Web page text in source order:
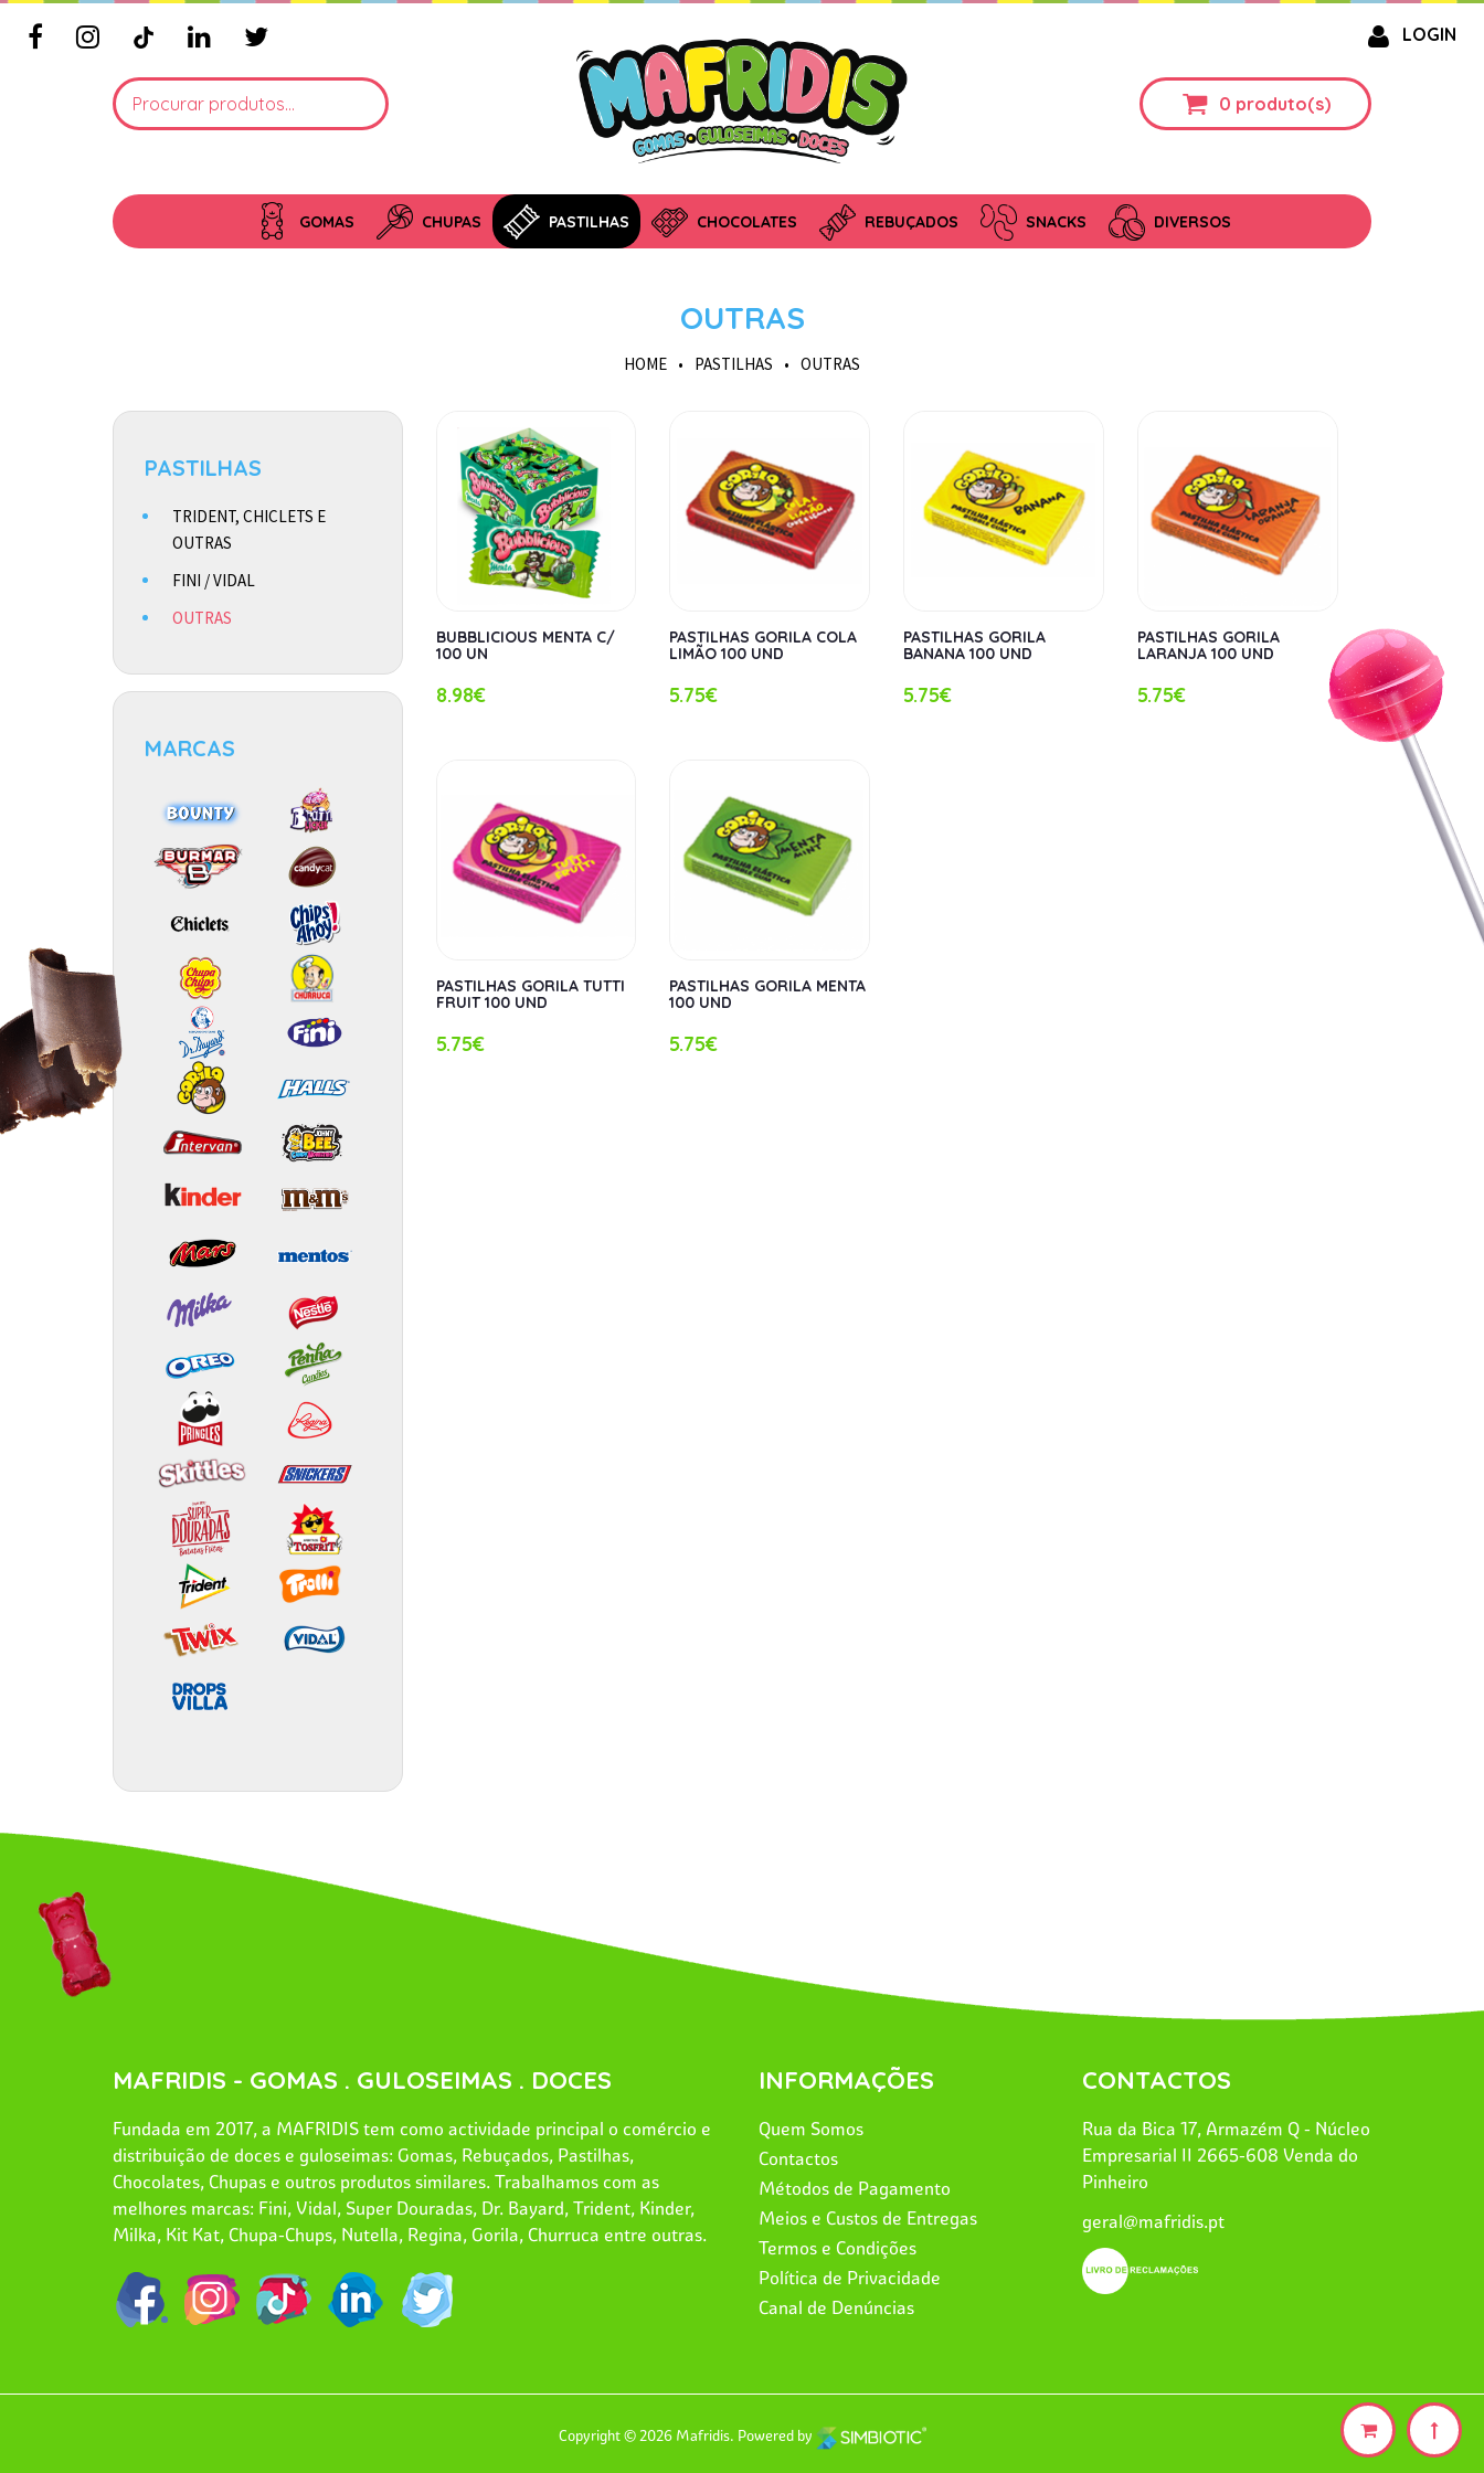
LOGIN
0 produto(s)
GOMAS CHUPAS PASTILHAS CHOCOLATES REBUÇADOS SNACKS DIVERSOS
OUTRAS
HOME • PASTILHAS • OUTRAS
PASTILHAS
TRIDENT, CHICLETS E
OUTRAS
FINI / VIDAL
OUTRAS
MARCAS
BUBBLICIOUS MENTA C/
100 UN
8.98€
PASTILHAS GORILA COLA
LIMÃO 100 UND
5.75€
PASTILHAS GORILA
BANANA 100 UND
5.75€
PASTILHAS GORILA
LARANJA 100 UND
5.75€
PASTILHAS GORILA TUTTI
FRUIT 100 UND
5.75€
PASTILHAS GORILA MENTA
100 UND
5.75€
MAFRIDIS - GOMAS . GULOSEIMAS . DOCES
Fundada em 2017, a MAFRIDIS tem como actividade principal o comércio e
distribuição de doces e guloseimas: Gomas, Rebuçados, Pastilhas,
Chocolates, Chupas e outros produtos similares. Trabalhamos com as
melhores marcas: Fini, Vidal, Super Douradas, Dr. Bayard, Trident, Kinder,
Milka, Kit Kat, Chupa-Chups, Nutella, Regina, Gorila, Churruca entre outras.
INFORMAÇÕES
Quem Somos
Contactos
Métodos de Pagamento
Meios e Custos de Entregas
Termos e Condições
Política de Privacidade
Canal de Denúncias
CONTACTOS
Rua da Bica 17, Armazém Q - Núcleo
Empresarial II 2665-608 Venda do
Pinheiro
geral@mafridis.pt
Copyright © 2026 Mafridis. Powered by